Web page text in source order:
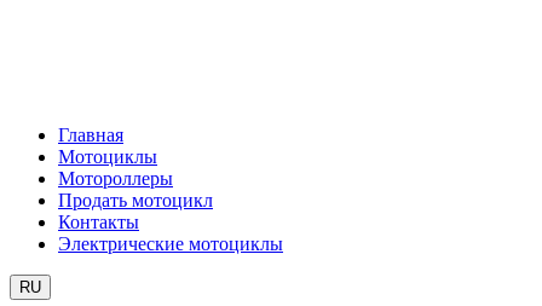
Главная
Мотоциклы
Мотороллеры
Продать мотоцикл
Контакты
Электрические мотоциклы
RU